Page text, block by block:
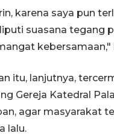
karena saya pun
suasana tegang
itu, lanjutnya,
Gereja Katedral
agar masyarakat
lalu.